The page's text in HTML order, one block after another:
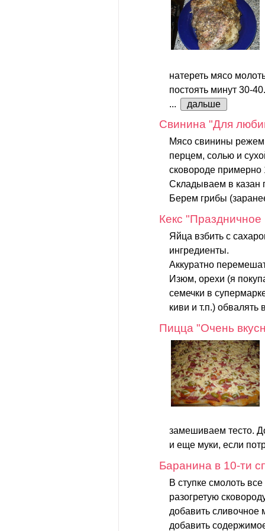
натереть мясо
постоять минут 30-40.
...
дальше
Cвинина "Для
Мясо свинины режем
перцем, солью и
сковороде примерно
Складываем в казан
Берем грибы
Кекс
Яйца взбить с
ингредиенты.
Аккуратно
Изюм, орехи (я
семечки в
киви и т.п.) обвалять
Пицца "Очень
замешиваем тесто.
и еще муки, если
Баранина в 10-ти
В ступке смолоть
разогретую
добавить сливочное
добавить